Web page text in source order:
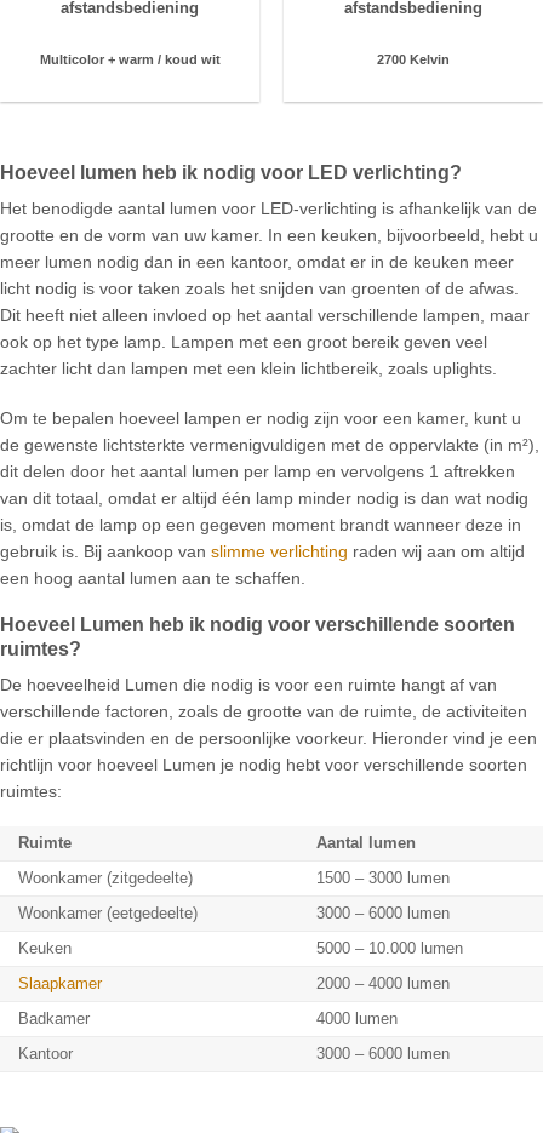
afstandsbediening
Multicolor + warm / koud wit
afstandsbediening
2700 Kelvin
Hoeveel lumen heb ik nodig voor LED verlichting?
Het benodigde aantal lumen voor LED-verlichting is afhankelijk van de
grootte en de vorm van uw kamer. In een keuken, bijvoorbeeld, hebt u
meer lumen nodig dan in een kantoor, omdat er in de keuken meer
licht nodig is voor taken zoals het snijden van groenten of de afwas.
Dit heeft niet alleen invloed op het aantal verschillende lampen, maar
ook op het type lamp. Lampen met een groot bereik geven veel
zachter licht dan lampen met een klein lichtbereik, zoals uplights.
Om te bepalen hoeveel lampen er nodig zijn voor een kamer, kunt u
de gewenste lichtsterkte vermenigvuldigen met de oppervlakte (in m²),
dit delen door het aantal lumen per lamp en vervolgens 1 aftrekken
van dit totaal, omdat er altijd één lamp minder nodig is dan wat nodig
is, omdat de lamp op een gegeven moment brandt wanneer deze in
gebruik is. Bij aankoop van slimme verlichting raden wij aan om altijd
een hoog aantal lumen aan te schaffen.
Hoeveel Lumen heb ik nodig voor verschillende soorten
ruimtes?
De hoeveelheid Lumen die nodig is voor een ruimte hangt af van
verschillende factoren, zoals de grootte van de ruimte, de activiteiten
die er plaatsvinden en de persoonlijke voorkeur. Hieronder vind je een
richtlijn voor hoeveel Lumen je nodig hebt voor verschillende soorten
ruimtes:
Ruimte Aantal lumen
Woonkamer (zitgedeelte) 1500 – 3000 lumen
Woonkamer (eetgedeelte) 3000 – 6000 lumen
Keuken 5000 – 10.000 lumen
Slaapkamer 2000 – 4000 lumen
Badkamer 4000 lumen
Kantoor 3000 – 6000 lumen